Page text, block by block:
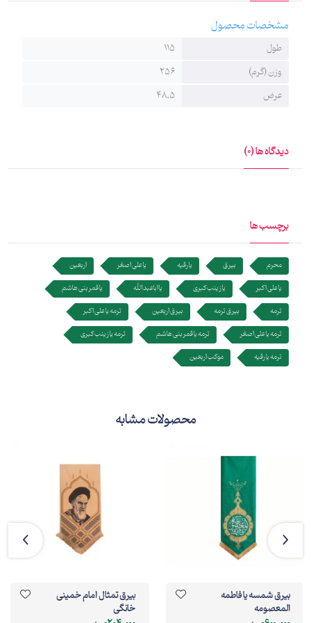
محبوبیت دارد. این بیرق قابل استفاده در اماکن مذهبی، هیئت‌ها و
حسینیه‌ها است.
مشخصات محصول
طول
115
وزن (گرم)
256
عرض
48.5
دیدگاه ها (0)
برچسب ها
محرم بیرق یا رقیه یا علی اصغر
اربعین
یا علی اکبر
یا زینب کبری یا اباعبدالله
یا قمر بنی هاشم
ترمه
بیرق ترمه بیرق اربعین
ترمه یا علی اکبر
ترمه یا علی اصغر
ترمه یا قمر بنی هاشم
ترمه یا زینب کبری
ترمه یا رقیه
موکب اربعین
محصولات مشابه
بیرق شمسه یا فاطمه
المعصومه
بیرق تمثال امام خمینی
خانگی